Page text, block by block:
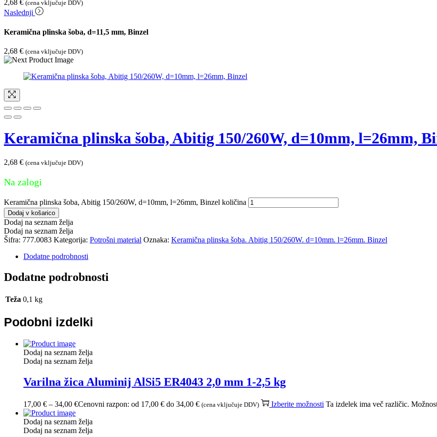
2,68 € (cena vključuje DDV)
Naslednji
Keramična plinska šoba, d=11,5 mm, Binzel
2,68 € (cena vključuje DDV)
Keramična plinska šoba, Abitig 150/260W, d=10mm, l=26mm,
2,68 € (cena vključuje DDV)
Na zalogi
Keramična plinska šoba, Abitig 150/260W, d=10mm, l=26mm, Binzel količina
Dodaj v košarico
Dodaj na seznam želja
Dodaj na seznam želja
Šifra: 777.0083 Kategorija: Potrošni material Oznaka: Keramična plinska šoba. Abitig 150/260W. d=10mm. l=26mm. Binzel
Dodatne podrobnosti
Dodatne podrobnosti
Teža 0,1 kg
Podobni izdelki
Dodaj na seznam želja
Dodaj na seznam želja
Varilna žica Aluminij AlSi5 ER4043 2,0 mm 1-2,5 kg
17,00 € – 34,00 €Cenovni razpon: od 17,00 € do 34,00 € (cena vključuje DDV) Izberite možnosti Ta izdelek ima več različic.
Dodaj na seznam želja
Dodaj na seznam želja